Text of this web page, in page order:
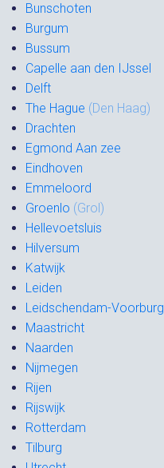
Bunschoten
Burgum
Bussum
Capelle aan den IJssel
Delft
The Hague (Den Haag)
Drachten
Egmond Aan zee
Eindhoven
Emmeloord
Groenlo (Grol)
Hellevoetsluis
Hilversum
Katwijk
Leiden
Leidschendam-Voorburg
Maastricht
Naarden
Nijmegen
Rijen
Rijswijk
Rotterdam
Tilburg